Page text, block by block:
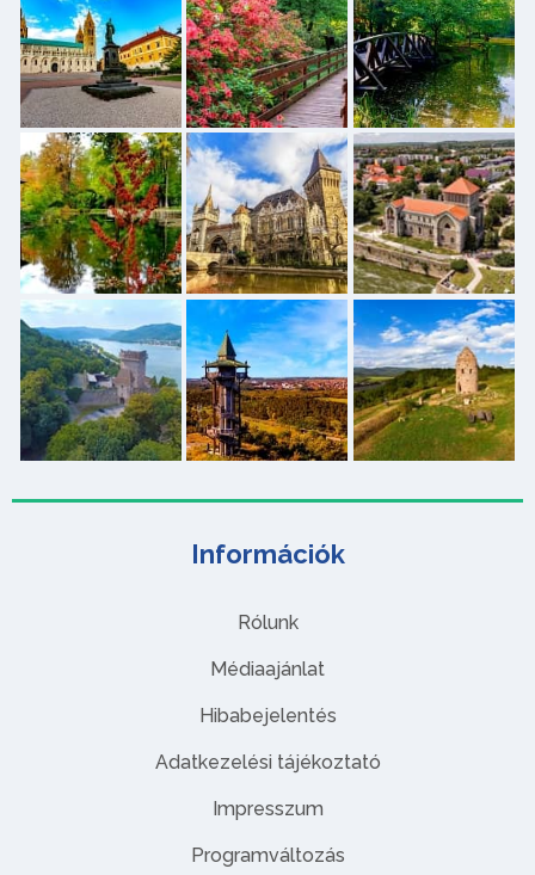
Információk
Rólunk
Médiaajánlat
Hibabejelentés
Adatkezelési tájékoztató
Impresszum
Programváltozás